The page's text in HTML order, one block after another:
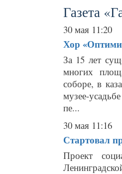
Газета
30 мая 11:20
Хор
За 15 лет
многих
соборе, в
музее-
пе...
30 мая 11:16
Стартовал
Проект